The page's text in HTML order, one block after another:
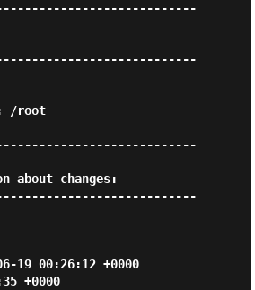
/root
about changes:
+0000